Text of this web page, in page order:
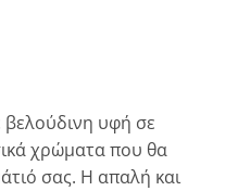
€
€
υφή σε
χρώματα που θα
σας. Η απαλή και